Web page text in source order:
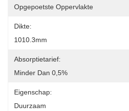
Opgepoetste Oppervlakte
Dikte:
1010.3mm
Absorptietarief:
Minder Dan 0,5%
Eigenschap:
Duurzaam